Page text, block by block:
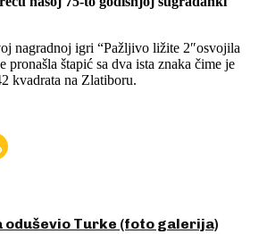
nagradnoj igri “Pažljivo ližite 2″osvojila
pronašla štapić sa dva ista znaka čime je
kvadrata na Zlatiboru.
oduševio Turke (foto galerija)